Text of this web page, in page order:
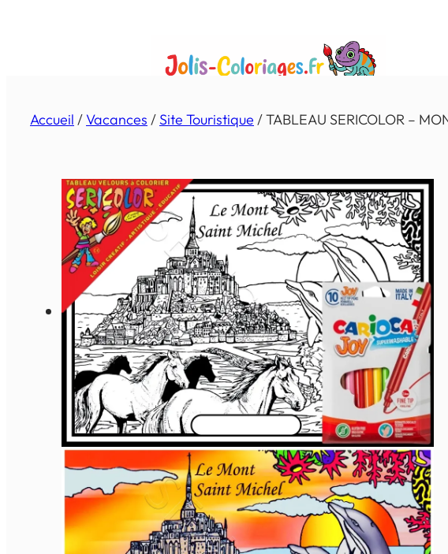
Accueil /Vacances / Site Touristique / TABLEAU SERICOLOR –